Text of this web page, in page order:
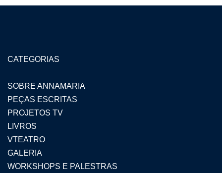
CATEGORIAS
SOBRE ANNAMARIA
PEÇAS ESCRITAS
PROJETOS TV
LIVROS
VTEATRO
GALERIA
WORKSHOPS E PALESTRAS